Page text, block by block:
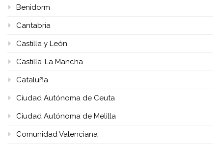
Benidorm
Cantabria
Castilla y León
Castilla-La Mancha
Cataluña
Ciudad Autónoma de Ceuta
Ciudad Autónoma de Melilla
Comunidad Valenciana